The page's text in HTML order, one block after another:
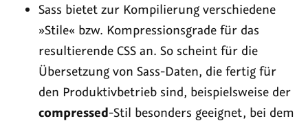
Sass bietet zur Kompilierung verschiedene
»Stile« bzw. Kompressionsgrade für das
resultierende CSS an. So scheint für die
Übersetzung von Sass-Daten, die fertig für
den Produktivbetrieb sind, beispielsweise der
compressed-Stil besonders geeignet, bei dem